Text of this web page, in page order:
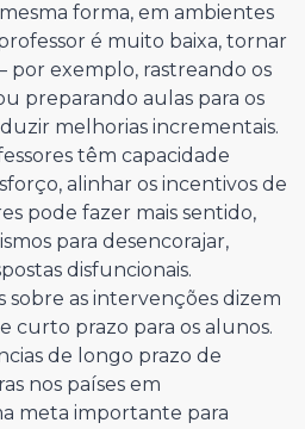
forma, em ambientes
é muito baixa, tornar
por exemplo, rastreando os
preparando aulas para os
melhorias incrementais.
têm capacidade
alinhar os incentivos de
pode fazer mais sentido,
para desencorajar,
disfuncionais.
sobre as intervenções dizem
curto prazo para os alunos.
de longo prazo de
nos países em
meta importante para